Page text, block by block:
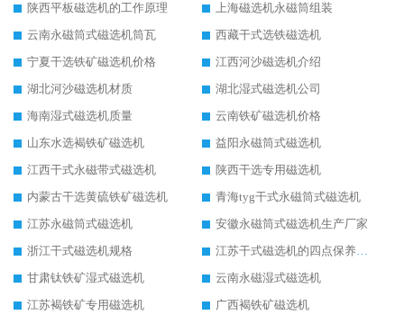
陕西平板磁选机的工作原理
上海磁选机永磁筒组装
云南永磁筒式磁选机筒瓦
西藏干式选铁磁选机
宁夏干选铁矿磁选机价格
江西河沙磁选机介绍
湖北河沙磁选机材质
湖北湿式磁选机公司
海南湿式磁选机质量
云南铁矿磁选机价格
山东水选褐铁矿磁选机
益阳永磁筒式磁选机
江西干式永磁带式磁选机
陕西干选专用磁选机
内蒙古干选黄硫铁矿磁选机
青海tyg干式永磁筒式磁选机
江苏永磁筒式磁选机
安徽永磁筒式磁选机生产厂家
浙江干式磁选机规格
江苏干式磁选机的四点保养秘籍
甘肃钛铁矿湿式磁选机
云南永磁湿式磁选机
江苏褐铁矿专用磁选机
广西褐铁矿磁选机